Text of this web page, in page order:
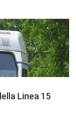
Linea 15